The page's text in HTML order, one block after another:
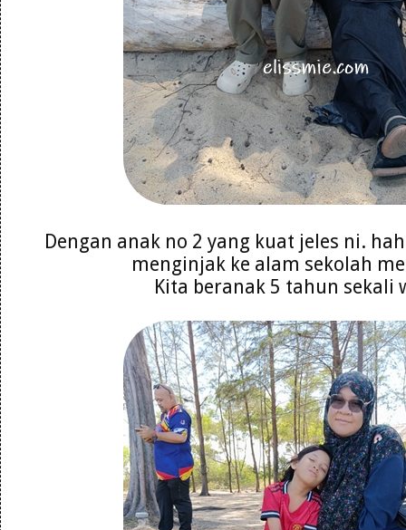
Dengan anak no 2 yang kuat jeles ni.
menginjak ke alam sekolah
Kita beranak 5 tahun sekali